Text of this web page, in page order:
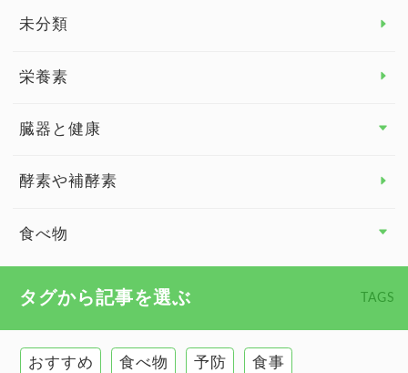
睡眠
未分類
栄養素
臓器と健康
臓器と健康 トップ
慢性疲労
酵素や補酵素
食べ物
タグから記事を選ぶ TAGS
おすすめ 食べ物 予防 食事